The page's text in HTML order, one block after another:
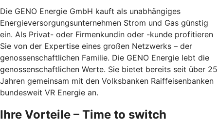
Die GENO Energie GmbH kauft als unabhängiges
Energieversorgungsunternehmen Strom und Gas günstig
ein. Als Privat- oder Firmenkundin oder -kunde profitieren
Sie von der Expertise eines großen Netzwerks – der
genossenschaftlichen Familie. Die GENO Energie lebt die
genossenschaftlichen Werte. Sie bietet bereits seit über 25
Jahren gemeinsam mit den Volksbanken Raiffeisenbanken
bundesweit VR Energie an.
Ihre Vorteile – Time to switch